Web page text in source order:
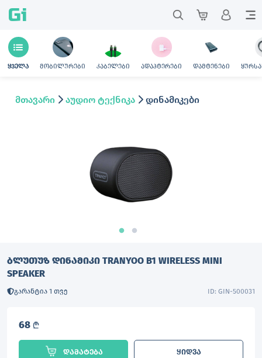
Gi
ყველა მობილურები კაბელები ადაპტერები დამტენები
მთავარი აუდიო ტექნიკა დინამიკები
ᲑᲚᲣᲗᲣᲖ ᲓᲘᲜᲐᲛᲘᲙᲘ TRANYOO B1 WIRELESS MINI
SPEAKER
გარანტია 1 თვე ID: GIN-500031
68 L
დამატება ყიდვა